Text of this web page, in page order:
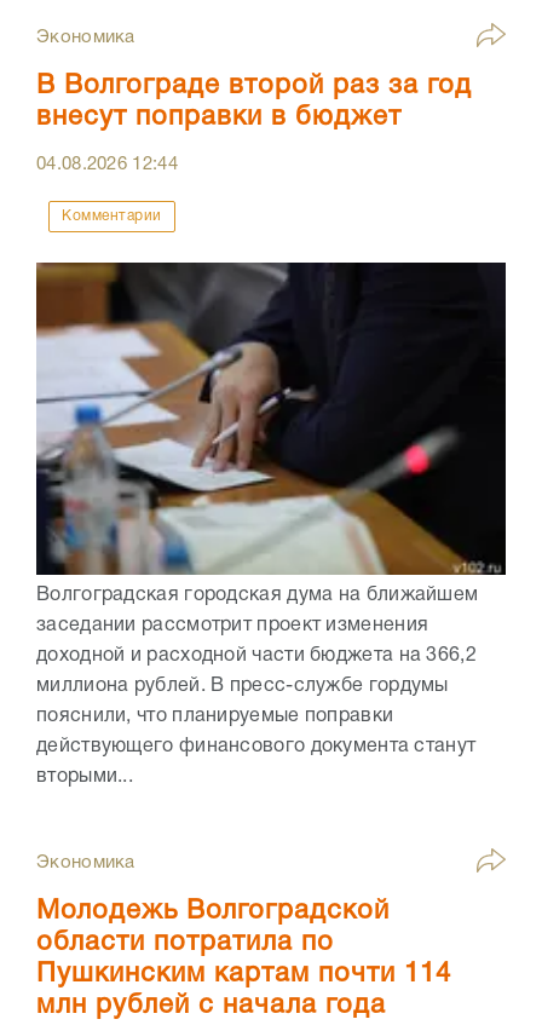
Экономика
В Волгограде второй раз за год
внесут поправки в бюджет
04.08.2026 12:44
Комментарии
Волгоградская городская дума на ближайшем
заседании рассмотрит проект изменения
доходной и расходной части бюджета на 366,2
миллиона рублей. В пресс-службе гордумы
пояснили, что планируемые поправки
действующего финансового документа станут
вторыми...
Экономика
Молодежь Волгоградской
области потратила по
Пушкинским картам почти 114
млн рублей с начала года